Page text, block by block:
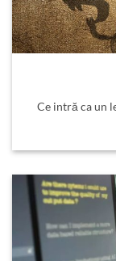
Ce intră ca un